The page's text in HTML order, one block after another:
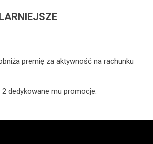
premię za aktywność na rachunku
dedykowane mu promocje.